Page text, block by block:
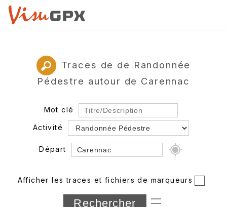
Traces de de Randonnée
Pédestre autour de Carennac
Mot clé
Activité
Départ
Département
Afficher les traces et fichiers de marqueurs